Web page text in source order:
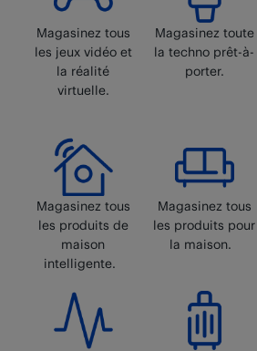
Magasinez tous
les jeux vidéo et
la réalité
virtuelle.
Magasinez toute
la techno prêt-à-
porter.
Magasinez tous
les produits de
maison
intelligente.
Magasinez tous
les produits pour
la maison.